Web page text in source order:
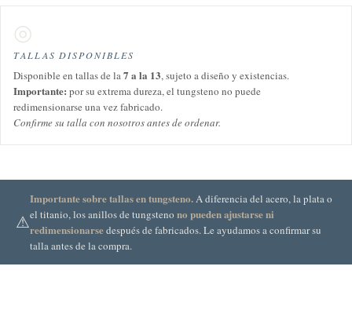
◎
TALLAS DISPONIBLES
Disponible en tallas de la7 a la 13, sujeto a diseño y existencias.
Importante: por su extrema dureza, el tungsteno no puede
redimensionarse una vez fabricado.
Confirme su talla con nosotros antes de ordenar.
⚠
Importante sobre tallas en tungsteno.A diferencia del acero, la plata o
el titanio, los anillos de tungsteno no pueden ajustarse ni
redimensionarsedespués de fabricados. Le ayudamos a confirmar su
talla antes de la compra.